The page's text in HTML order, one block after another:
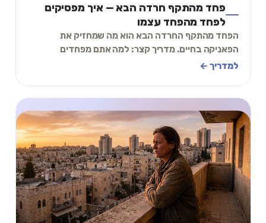
פחד מהתקף חרדה הבא — איך מפסיקים
לפחד מהפחד עצמו
הפחד מהתקף החרדה הבא הוא מה שמחזיק את
הפאניקה בחיים. מדריך קצר: למה אתם מפחדים
למדריך ←